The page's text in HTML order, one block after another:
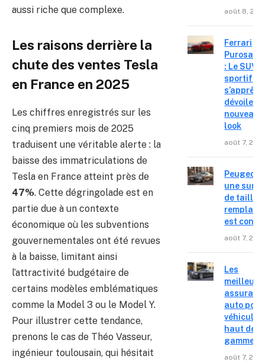
aussi riche que complexe.
Les raisons derrière la
chute des ventes Tesla
en France en 2025
Les chiffres enregistrés sur les
cinq premiers mois de 2025
traduisent une véritable alerte : la
baisse des immatriculations de
Tesla en France atteint près de
47%. Cette dégringolade est en
partie due à un contexte
économique où les subventions
gouvernementales ont été revues
à la baisse, limitant ainsi
l’attractivité budgétaire de
certains modèles emblématiques
comme la Model 3 ou le Model Y.
Pour illustrer cette tendance,
prenons le cas de Théo Vasseur,
ingénieur toulousain, qui hésitait
août 8,
Ferrari
: Le SUV
sportif
s’apprête
dévoiler
nouveau
look
août 7,
Peugeot
une
de taille,
est
août 7,
Les
auto pour
véhicules
haut de
gamme
août 7,